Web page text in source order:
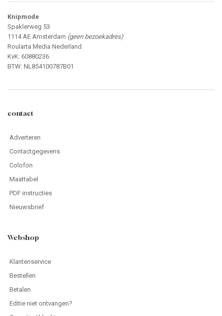
Knipmode
Spaklerweg 53
1114 AE Amsterdam (geen bezoekadres)
Roularta Media Nederland
KvK: 60880236
BTW: NL854100787B01
contact
Adverteren
Contactgegevens
Colofon
Maattabel
PDF instructies
Nieuwsbrief
Webshop
Klantenservice
Bestellen
Betalen
Editie niet ontvangen?